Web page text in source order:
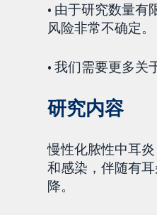
• 由于研究数量
风险非常不确定。
• 我们需要更多关
研究内容
慢性化脓性中耳
和感染，伴随有
降。